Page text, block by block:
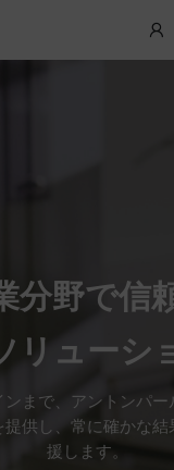
分野で信
リューシ
まで、アントンパ
供し、常に確かな
援します。